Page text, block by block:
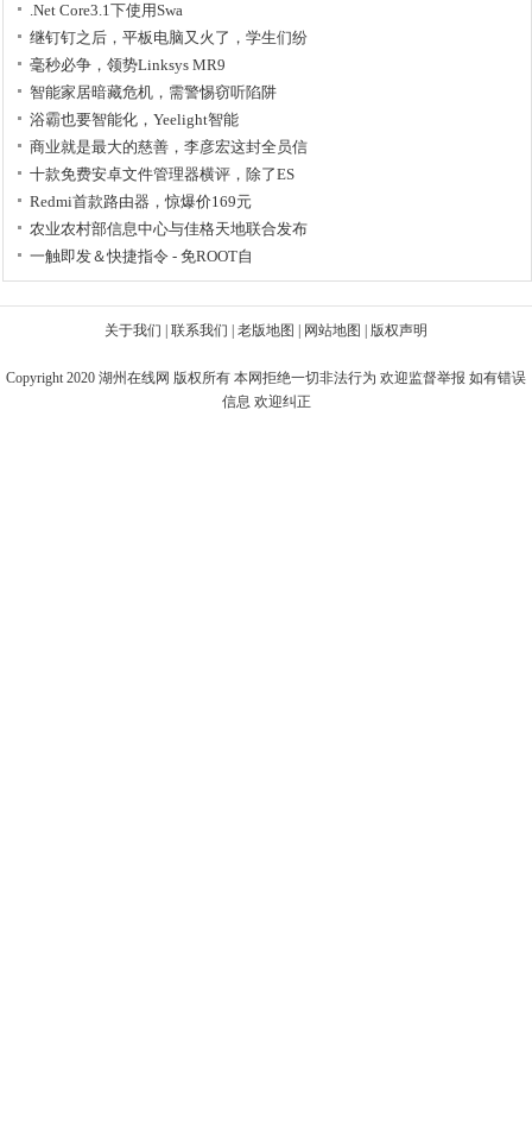
.Net Core3.1下使用Swa
继钉钉之后，平板电脑又火了，学生们纷
毫秒必争，领势Linksys MR9
智能家居暗藏危机，需警惕窃听陷阱
浴霸也要智能化，Yeelight智能
商业就是最大的慈善，李彦宏这封全员信
十款免费安卓文件管理器横评，除了ES
Redmi首款路由器，惊爆价169元
农业农村部信息中心与佳格天地联合发布
一触即发＆快捷指令 - 免ROOT自
关于我们 联系我们 老版地图 网站地图 版权声明
Copyright 2020 湖州在线网 版权所有 本网拒绝一切非法行为 欢迎监督举报 如有错误
信息 欢迎纠正